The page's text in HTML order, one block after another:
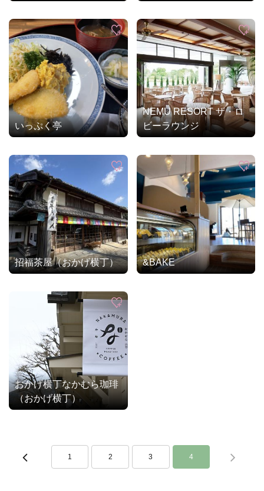
いっぷく亭
NEMU RESORT ザ・ロ
ビーラウンジ
招福茶屋（おかげ横丁） &BAKE
おかげ横丁なかむら珈琲
（おかげ横丁）
1 2 3 4